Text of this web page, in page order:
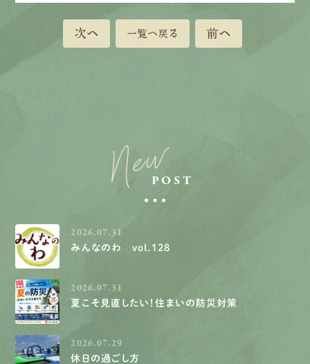
次へ 一覧へ戻る 前へ
NewPOST
2026.07.31
みんなのわ vol.128
2026.07.31
夏こそ見直したい！住まいの防災対策
2026.07.29
休日の過ごし方